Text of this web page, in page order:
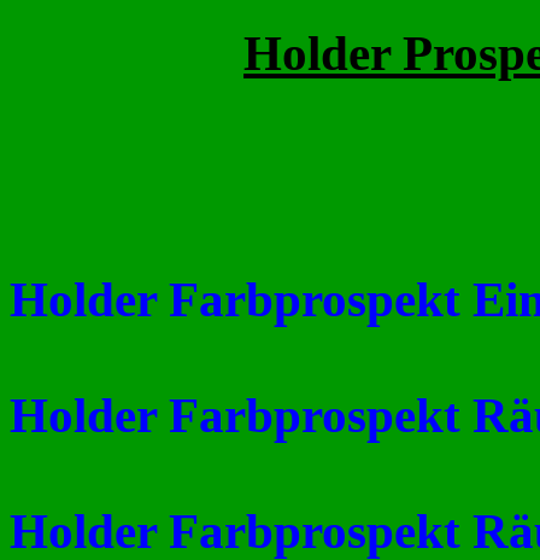
Holder
Holder Farbprospekt
Holder Farbprospekt
Holder Farbprospekt